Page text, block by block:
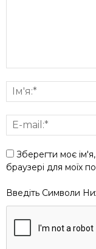
Зберегти моє
браузері для моїх
Введіть Символи